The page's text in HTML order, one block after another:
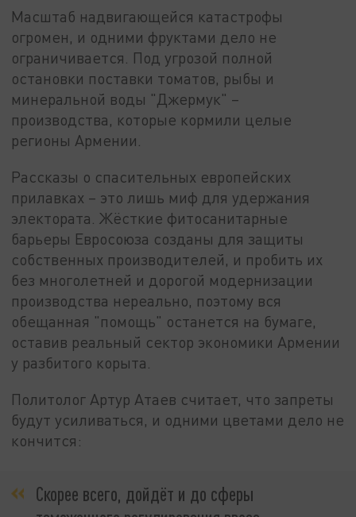
Масштаб надвигающейся катастрофы
огромен, и одними фруктами дело не
ограничивается. Под угрозой полной
остановки поставки томатов, рыбы и
минеральной воды "Джермук" –
производства, которые кормили целые
регионы Армении.
Рассказы о спасительных европейских
прилавках – это лишь миф для удержания
электората. Жёсткие фитосанитарные
барьеры Евросоюза созданы для защиты
собственных производителей, и пробить их
без многолетней и дорогой модернизации
производства нереально, поэтому вся
обещанная "помощь" останется на бумаге,
оставив реальный сектор экономики Армении
у разбитого корыта.
Политолог Артур Атаев считает, что запреты
будут усиливаться, и одними цветами дело не
кончится:
Скорее всего, дойдёт и до сферы